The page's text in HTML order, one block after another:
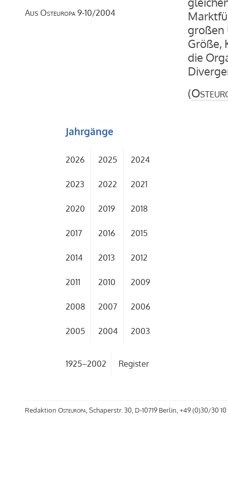
Aus Osteuropa 9-10/2004
großen
Größe,
die
(
Jahrgänge
2026 2025 2024
2023 2022 2021
2020 2019 2018
2017 2016 2015
2014 2013 2012
2011 2010 2009
2008 2007 2006
2005 2004 2003
1925–2002 Register
Redaktion Osteuropa, Schaperstr. 30, D-10719 Berlin, +49 (0)30/30